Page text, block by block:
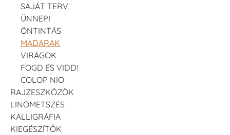
SAJÁT TERV
ÜNNEPI
ÖNTINTÁS
MADARAK
VIRÁGOK
FOGD ÉS VIDD!
COLOP NIO
RAJZESZKÖZÖK
LINÓMETSZÉS
KALLIGRÁFIA
KIEGÉSZÍTŐK